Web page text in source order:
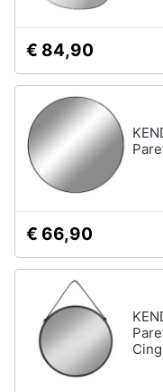
€ 84,90
€ 66,90